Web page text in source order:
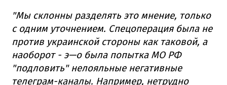
"Мы склонны разделять это мнение, только
с одним уточнением. Спецоперация была не
против украинской стороны как таковой, а
наоборот - э—о была попытка МО РФ
"подловить" нелояльные негативные
телеграм-каналы. Например, нетрудно